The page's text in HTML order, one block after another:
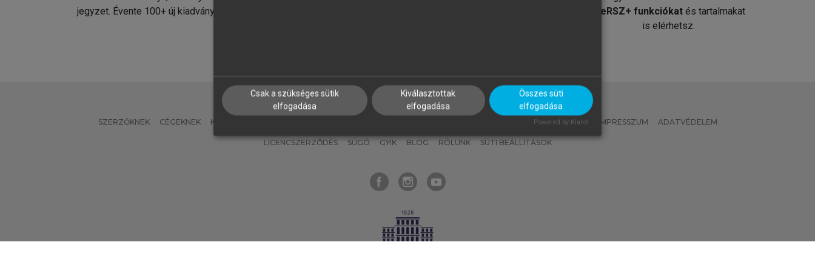
jegyzet. Évente 100+ új kiadvány.
MeRSZ+ funkciókat és tartalmakat
is elérhetsz.
SZERZŐKNEK CÉGEKNEK KÖNYVTÁROSOKNAK MI – ÁLTALÁNOS IRÁNYELVEK IMPRESSZUM ADATVÉDELEM
LICENCSZERZŐDÉS SÚGÓ GYIK BLOG RÓLUNK SÜTI BEÁLLÍTÁSOK
Csak a szükséges sütik
elfogadása
Kiválasztottak
elfogadása
Összes süti
elfogadása
Powered by Klaro!